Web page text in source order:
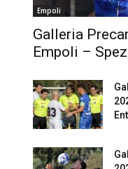
Empoli
Galleria
Empoli –